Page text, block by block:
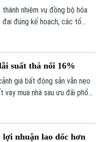
thành nhiệm vụ đồng bộ hóa
đúng kế hoạch, các tổ
đồ thay vì chỉnh lý từng thửa
đây đã và đang được xem
tối ưu.
suất thả nổi 16%
giá bất động sản vẫn neo
vay mua nhà sau ưu đãi phổ
nhuận lao dốc hơn